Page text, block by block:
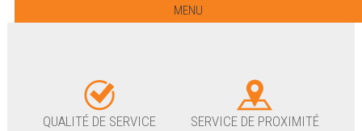
MENU
QUALITÉ DE SERVICE SERVICE DE PROXIMITÉ